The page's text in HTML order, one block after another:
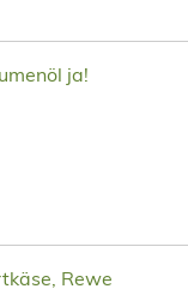
ja!
Rewe